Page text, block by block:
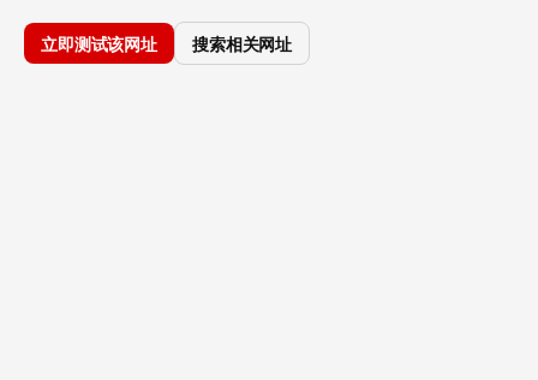
立即测试该网址 搜索相关网址